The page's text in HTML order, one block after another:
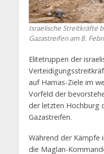
Israelische Streitkräfte
Gazastreifen am 8.
Elitetruppen der
auf Hamas-Ziele im
Vorfeld der
der letzten Hochburg
Gazastreifen.
Während der Kämpfe
die Maglan-